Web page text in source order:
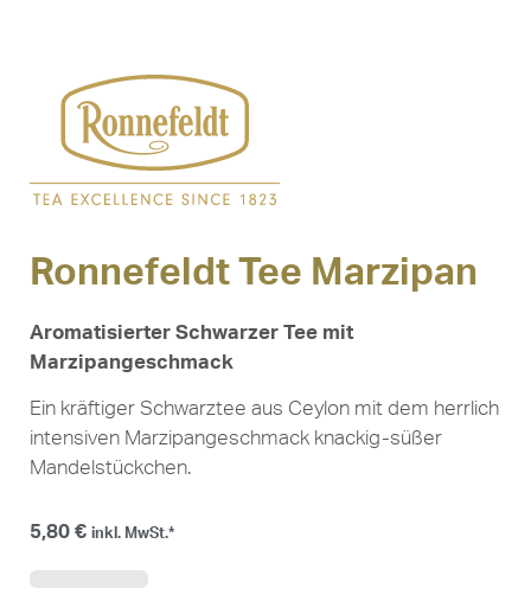
Ronnefeldt Tee Marzipan
Aromatisierter Schwarzer Tee mit
Marzipangeschmack
Ein kräftiger Schwarztee aus Ceylon mit dem herrlich
intensiven Marzipangeschmack knackig-süßer
Mandelstückchen.
5,80 € inkl. MwSt.*